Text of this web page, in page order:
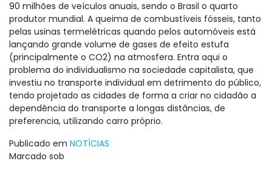
90 milhões de veículos anuais, sendo o Brasil o quarto
produtor mundial. A queima de combustíveis fósseis, tanto
pelas usinas termelétricas quando pelos automóveis está
lançando grande volume de gases de efeito estufa
(principalmente o CO2) na atmosfera. Entra aqui o
problema do individualismo na sociedade capitalista, que
investiu no transporte individual em detrimento do público,
tendo projetado as cidades de forma a criar no cidadão a
dependência do transporte a longas distâncias, de
preferencia, utilizando carro próprio.
Publicado em NOTÍCIAS
Marcado sob